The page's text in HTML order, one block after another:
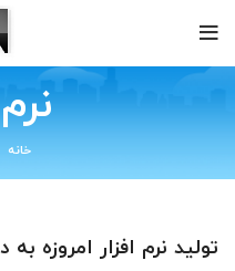
خانه
تولید نرم افزار امروزه